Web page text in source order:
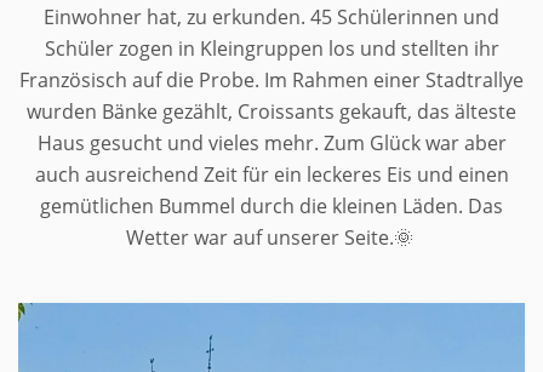
Einwohner hat, zu erkunden. 45 Schülerinnen und
Schüler zogen in Kleingruppen los und stellten ihr
Französisch auf die Probe. Im Rahmen einer Stadtrallye
wurden Bänke gezählt, Croissants gekauft, das älteste
Haus gesucht und vieles mehr. Zum Glück war aber
auch ausreichend Zeit für ein leckeres Eis und einen
gemütlichen Bummel durch die kleinen Läden. Das
Wetter war auf unserer Seite.🌞